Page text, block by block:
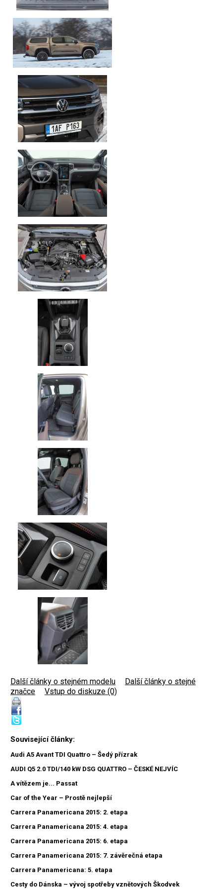
Další články o stejném modelu
Další články o stejné
značce
Vstup do diskuze (0)
Související články:
Audi A5 Avant TDI Quattro – Šedý přízrak
AUDI Q5 2.0 TDI/140 kW DSG QUATTRO – ČESKÉ NEJVÍC
A vítězem je... Passat
Car of the Year – Prostě nejlepší
Carrera Panamericana 2015: 2. etapa
Carrera Panamericana 2015: 4. etapa
Carrera Panamericana 2015: 6. etapa
Carrera Panamericana 2015: 7. závěrečná etapa
Carrera Panamericana: 5. etapa
Cesty do Dánska – vývoj spotřeby vznětových Škodvek